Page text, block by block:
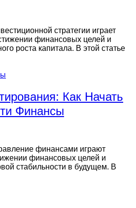
стратегии играет
финансовых целей и
роста капитала. В этой статье
Как Начать
Финансы
финансами играют
финансовых целей и
стабильности в будущем. В